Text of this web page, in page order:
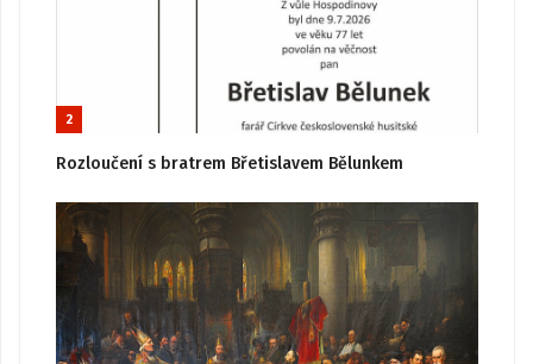
2
Rozloučení s bratrem Břetislavem Bělunkem